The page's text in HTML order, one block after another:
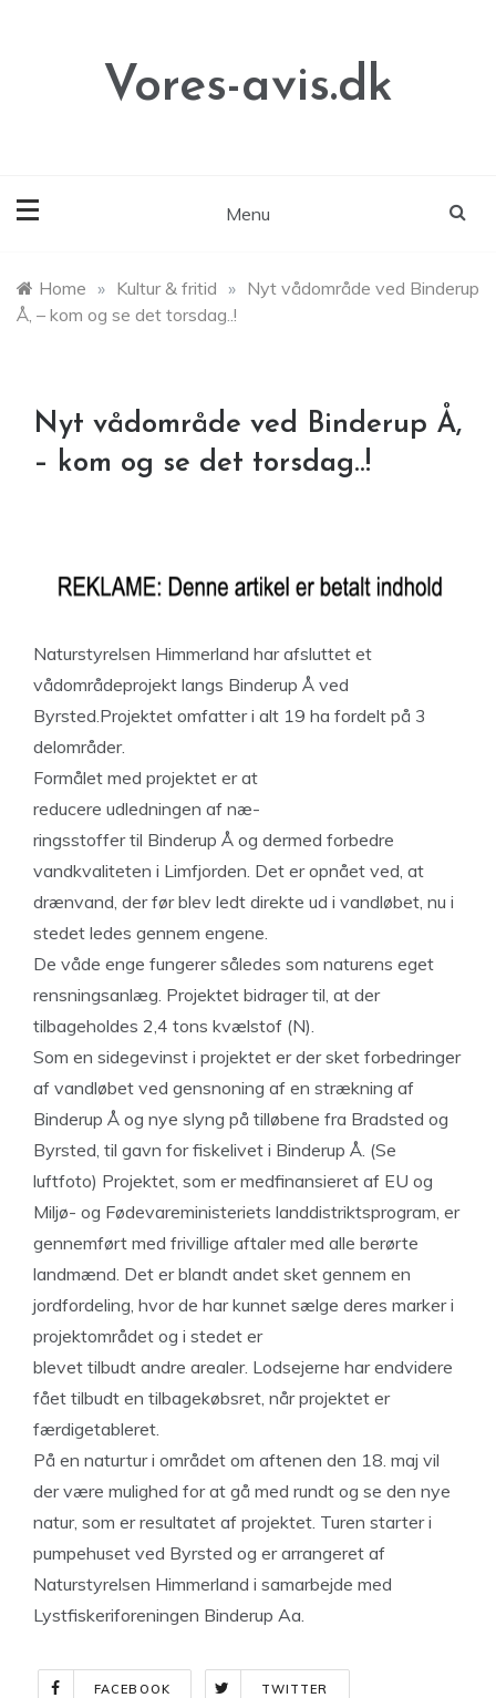
Vores-avis.dk
Menu
Home » Kultur & fritid » Nyt vådområde ved Binderup
Å, – kom og se det torsdag..!
Nyt vådområde ved Binderup Å,
– kom og se det torsdag..!
Naturstyrelsen Himmerland har afsluttet et
vådområdeprojekt langs Binderup Å ved
Byrsted.Projektet omfatter i alt 19 ha fordelt på 3
delområder.
Formålet med projektet er at
reducere udledningen af næ-
ringsstoffer til Binderup Å og dermed forbedre
vandkvaliteten i Limfjorden. Det er opnået ved, at
drænvand, der før blev ledt direkte ud i vandløbet, nu i
stedet ledes gennem engene.
De våde enge fungerer således som naturens eget
rensningsanlæg. Projektet bidrager til, at der
tilbageholdes 2,4 tons kvælstof (N).
Som en sidegevinst i projektet er der sket forbedringer
af vandløbet ved gensnoning af en strækning af
Binderup Å og nye slyng på tilløbene fra Bradsted og
Byrsted, til gavn for fiskelivet i Binderup Å. (Se
luftfoto) Projektet, som er medfinansieret af EU og
Miljø- og Fødevareministeriets landdistriktsprogram, er
gennemført med frivillige aftaler med alle berørte
landmænd. Det er blandt andet sket gennem en
jordfordeling, hvor de har kunnet sælge deres marker i
projektområdet og i stedet er
blevet tilbudt andre arealer. Lodsejerne har endvidere
fået tilbudt en tilbagekøbsret, når projektet er
færdigetableret.
På en naturtur i området om aftenen den 18. maj vil
der være mulighed for at gå med rundt og se den nye
natur, som er resultatet af projektet. Turen starter i
pumpehuset ved Byrsted og er arrangeret af
Naturstyrelsen Himmerland i samarbejde med
Lystfiskeriforeningen Binderup Aa.
FACEBOOK TWITTER